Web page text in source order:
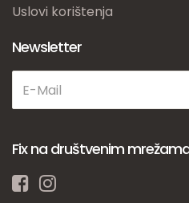
Uslovi korištenja
Newsletter
Fix na društvenim